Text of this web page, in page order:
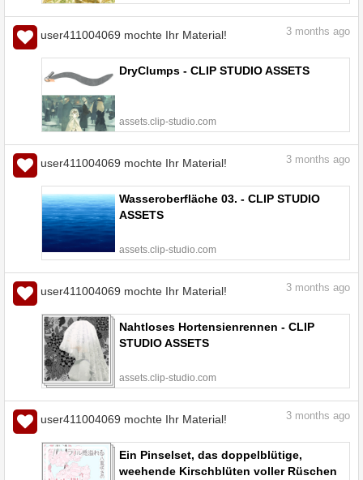
user411004069 mochte Ihr Material! 3 months ago
DryClumps - CLIP STUDIO ASSETS
assets.clip-studio.com
user411004069 mochte Ihr Material! 3 months ago
Wasseroberfläche 03. - CLIP STUDIO
ASSETS
assets.clip-studio.com
user411004069 mochte Ihr Material! 3 months ago
Nahtloses Hortensienrennen - CLIP
STUDIO ASSETS
assets.clip-studio.com
user411004069 mochte Ihr Material! 3 months ago
Ein Pinselset, das doppelblütige,
weehende Kirschblüten voller Rüschen